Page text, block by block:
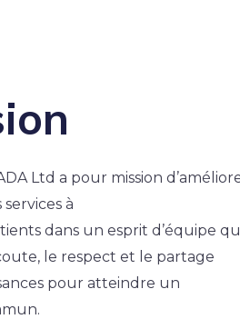
Ltd a pour mission
à
dans un esprit d’équipe
le respect et le partage
pour atteindre un